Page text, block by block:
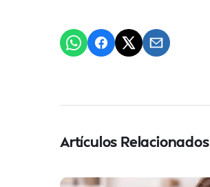
Artículos Relacionados